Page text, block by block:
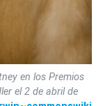
en los Premios
el 2 de abril de